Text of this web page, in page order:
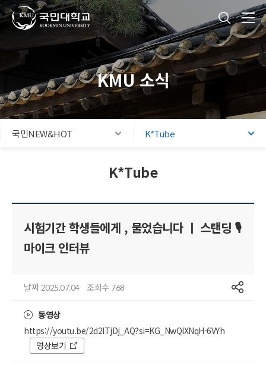
주메뉴 바로가기
본문내용 바로가기
푸터 바로가기
국민대학교
KMU 소식
국민NEW&HOT K*Tube
K*Tube
시험기간 학생들에게 , 물었습니다 ㅣ 스탠딩 🎙️
마이크 인터뷰
날짜 2025.07.04 조회수 768 공유
동영상
https://youtu.be/2d2ITjDj_AQ?si=KG_NwQlXNqH-6VYh
영상보기